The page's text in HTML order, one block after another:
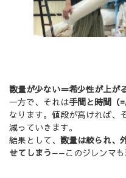
数量が少ない＝希少性が上が
一方で、それは手間と時間（
なります。値段が高ければ、
減っていきます。
結果として、 数量は絞られ、
せてしまう——このジレンマも